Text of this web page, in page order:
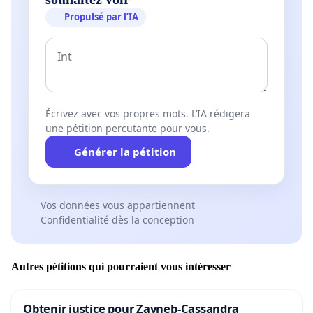
Propulsé par l’IA
Écrivez avec vos propres mots. L’IA rédigera
une pétition percutante pour vous.
Générer la pétition
Vos données vous appartiennent
Confidentialité dès la conception
Autres pétitions qui pourraient vous intéresser
Obtenir justice pour Zayneb-Cassandra